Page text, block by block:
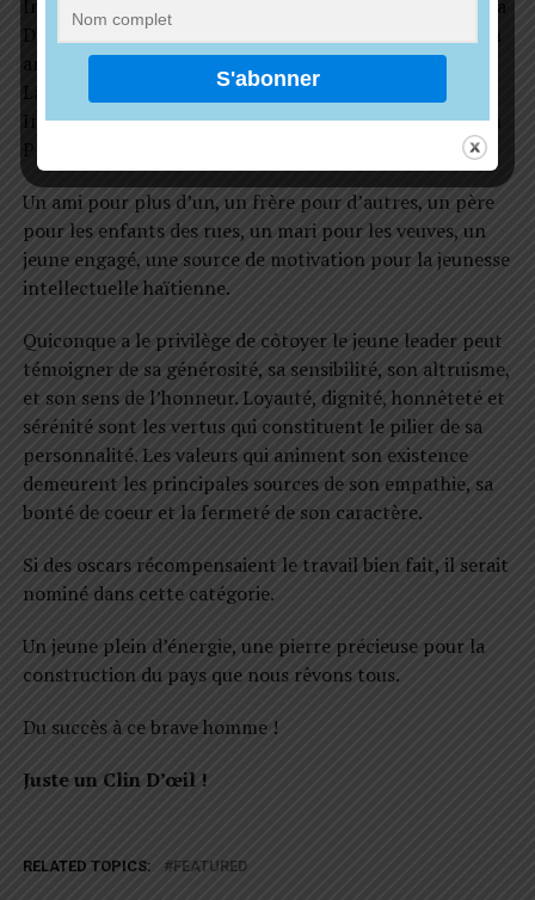
Info », et il est l’actuel Directeur de communication à la
Délégation Départementale de l’Ouest ça fait plus d’un
an
. Il est aussi le présentateur vedette de l’émission «
Latino Natividad » diffusée sur la Radio « Nativité
Internationale, 91.9 » tous les dimanches à partir de 5h
PM.
Un ami pour plus d’un, un frère pour d’autres, un père
pour les enfants des rues, un mari pour les veuves, un
jeune engagé, une source de motivation pour la jeunesse
intellectuelle haïtienne.
Quiconque a le privilège de côtoyer le jeune leader peut
témoigner de sa générosité, sa sensibilité, son altruisme,
et son sens de l’honneur. Loyauté, dignité, honnêteté et
sérénité sont les vertus qui constituent le pilier de sa
personnalité. Les valeurs qui animent son existence
demeurent les principales sources de son empathie, sa
bonté de coeur et la fermeté de son caractère.
Si des oscars récompensaient le travail bien fait, il serait
nominé dans cette catégorie.
Un jeune plein d’énergie, une pierre précieuse pour la
construction du pays que nous rêvons tous.
Du succès à ce brave homme !
Juste un Clin D’œil !
RELATED TOPICS: FEATURED